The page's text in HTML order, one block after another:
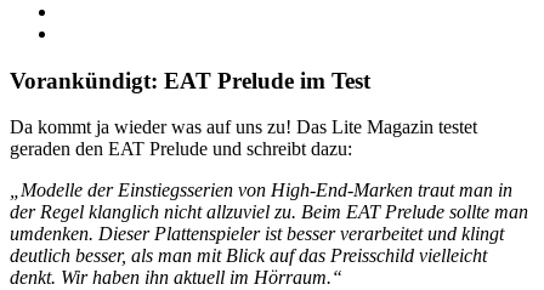
Vorankündigt: EAT Prelude im Test
Da kommt ja wieder was auf uns zu! Das Lite Magazin testet
geraden den EAT Prelude und schreibt dazu:
„Modelle der Einstiegsserien von High-End-Marken traut man in
der Regel klanglich nicht allzuviel zu. Beim EAT Prelude sollte man
umdenken. Dieser Plattenspieler ist besser verarbeitet und klingt
deutlich besser, als man mit Blick auf das Preisschild vielleicht
denkt. Wir haben ihn aktuell im Hörraum.“